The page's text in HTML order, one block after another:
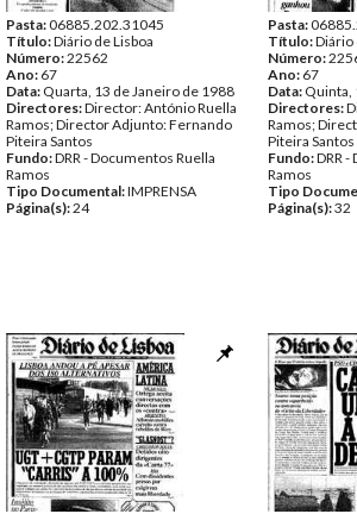
Pasta:06885.202.31045
Título:Diário de Lisboa
Número:22562
Ano: 67
Data: Quarta, 13 de Janeiro de 1988
Directores:Director: António Ruella
Ramos; Director Adjunto: Fernando
Piteira Santos
Fundo:DRR - Documentos Ruella
Ramos
Tipo Documental:IMPRENSA
Página(s):24
Pasta:
Título:Diário
Número:
Ano: 67
Data: Quinta,
Directores:
Ramos;
Piteira Santos
Fundo:DRR
Ramos
Tipo
Página(s):32